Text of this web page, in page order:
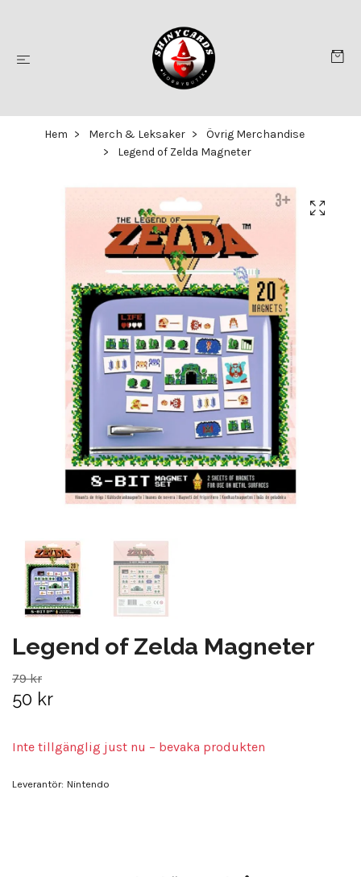
Hem Merch & Leksaker
Övrig Merchandise
Legend of Zelda Magneter
Legend of Zelda Magneter
79 kr
50 kr
Inte tillgänglig just nu – bevaka produkten
Leverantör: Nintendo